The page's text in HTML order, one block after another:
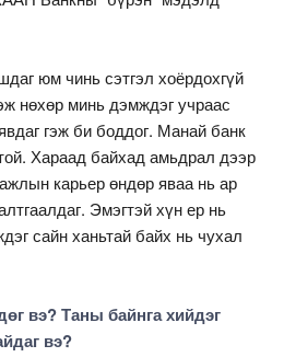
юм чинь сэтгэл хоёрдохгүй
нөхөр минь дэмждэг учраас
гэж би боддог. Манай банк
Хараад байхад амьдрал дээр
карьер өндөр яваа нь ар
Эмэгтэй хүн ер нь
сайн ханьтай байх нь чухал
вэ? Таны байнга хийдэг
вэ?